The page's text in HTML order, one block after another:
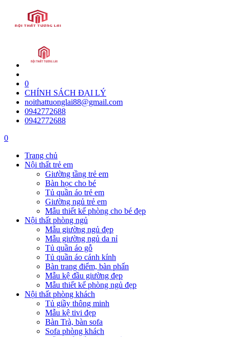
0
CHÍNH SÁCH ĐẠI LÝ
noithattuonglai88@gmail.com
0942772688
0942772688
0
Trang chủ
Nội thất trẻ em
Giường tầng trẻ em
Bàn học cho bé
Tủ quần áo trẻ em
Giường ngủ trẻ em
Mẫu thiết kế phòng cho bé đẹp
Nội thất phòng ngủ
Mẫu giường ngủ đẹp
Mẫu giường ngủ da nỉ
Tủ quần áo gỗ
Tủ quần áo cánh kính
Bàn trang điểm, bàn phấn
Mẫu kệ đầu giường đẹp
Mẫu thiết kế phòng ngủ đẹp
Nội thất phòng khách
Tủ giầy thông minh
Mẫu kệ tivi đẹp
Bàn Trà, bàn sofa
Sofa phòng khách